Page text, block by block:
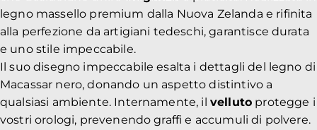
legno massello premium dalla Nuova Zelanda e rifinita
alla perfezione da artigiani tedeschi, garantisce durata
e uno stile impeccabile.
Il suo disegno impeccabile esalta i dettagli del legno di
Macassar nero, donando un aspetto distintivo a
qualsiasi ambiente. Internamente, il velluto protegge i
vostri orologi, prevenendo graffi e accumuli di polvere.